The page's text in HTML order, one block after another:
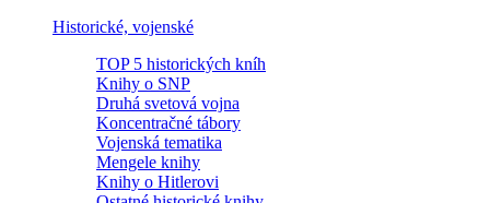
Historické, vojenské
TOP 5 historických kníh
Knihy o SNP
Druhá svetová vojna
Koncentračné tábory
Vojenská tematika
Mengele knihy
Knihy o Hitlerovi